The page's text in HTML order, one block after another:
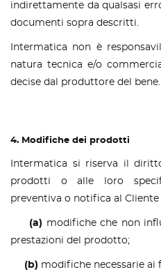
indirettamente da qualsasi
documenti sopra descritti.
Intermatica non è
natura tecnica e/o
decise dal produttore del bene.
4. Modifiche dei prodotti
Intermatica si riserva il
prodotti o alle loro
preventiva o notifica al Cliente
(a) modifiche che non
prestazioni del prodotto;
(b) modifiche necessarie ai